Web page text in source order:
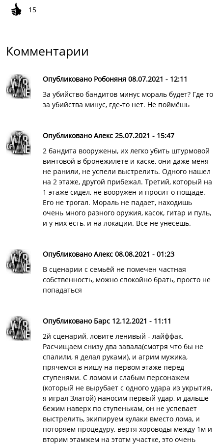
15
Комментарии
Опубликовано Робоняня 08.07.2021 - 12:11
За убийство бандитов минус мораль будет? Где то
за убийства минус, где-то нет. Не поймёшь
Опубликовано Алекс 25.07.2021 - 15:47
2 бандита вооружены, их легко убить штурмовой
винтовой в бронежилете и каске, они даже меня
не ранили, не успели выстрелить. Одного нашел
на 2 этаже, другой прибежал. Третий, который на
1 этаже сидел, не вооружён и просит о пощаде.
Его не трогал. Мораль не падает, находишь
очень много разного оружия, касок, гитар и пуль,
и у них есть, и на локации. Все не унесешь.
Опубликовано Алекс 08.08.2021 - 01:23
В сценарии с семьёй не помечен частная
собственность, можно спокойно брать, просто не
попадаться
Опубликовано Барс 12.12.2021 - 11:11
2й сценарий, ловите ленивый - лайффак.
Расчищаем снизу два завала(смотря что бы не
спалили, я делал руками), и агрим мужика,
прячемся в нишу на первом этаже перед
ступенями. С ломом и слабым персонажем
(который не вырубает с одного удара из укрытия,
я играл Златой) наносим первый удар, и дальше
бежим наверх по ступенькам, он не успевает
выстрелить, экипируем кулаки вместо лома, и
поторяем процедуру, вертя хороводы между 1м и
вторим этамжем на этотм участке, это очень